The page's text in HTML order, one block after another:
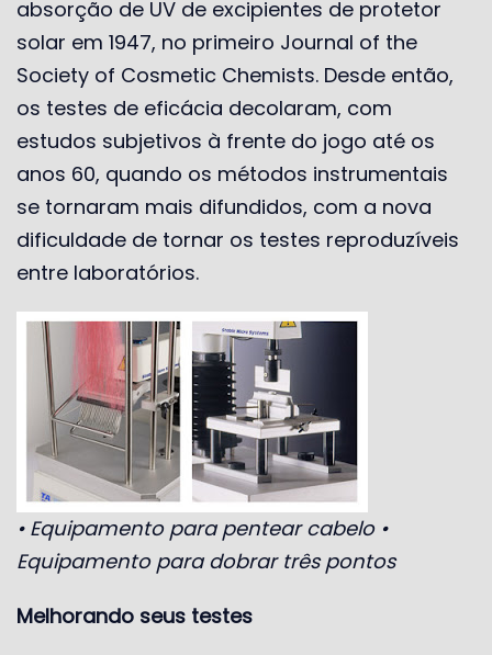
absorção de UV de excipientes de protetor
solar em 1947, no primeiro Journal of the
Society of Cosmetic Chemists. Desde então,
os testes de eficácia decolaram, com
estudos subjetivos à frente do jogo até os
anos 60, quando os métodos instrumentais
se tornaram mais difundidos, com a nova
dificuldade de tornar os testes reproduzíveis
entre laboratórios.
• Equipamento para pentear cabelo •
Equipamento para dobrar três pontos
Melhorando seus testes